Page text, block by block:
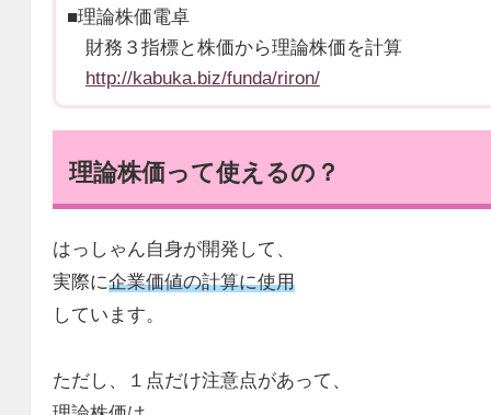
■理論株価電卓
財務３指標と株価から理論株価を計算
http://kabuka.biz/funda/riron/
理論株価って使えるの？
はっしゃん自身が開発して、
実際に企業価値の計算に使用
しています。
ただし、１点だけ注意点があって、